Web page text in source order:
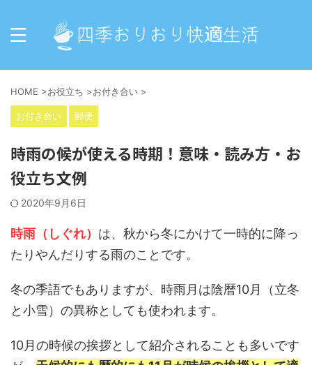
HOME >お役立ち >お付き合い >
お付き合い 郵便
時雨の候が使える時期！意味・読み方・お
役立ち文例
2020年9月6日
時雨（しぐれ） は、秋から冬にかけて一時的に降っ
たりやんだりする雨のことです。
冬の季語でもありますが、時雨月は陰暦10月（立冬
と小雪）の異称としても使われます。
10月の時候の挨拶として紹介されることも多いです